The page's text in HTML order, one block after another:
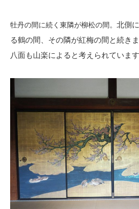
牡丹の間に続く東隣が柳松の間。 北側
る鶴の間、その隣が紅梅の間と続き
八面も山楽によると考えられています